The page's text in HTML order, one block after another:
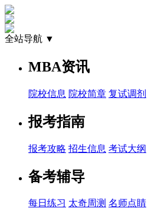
全站导航 ▼
MBA资讯
院校信息 院校简章 复试调剂
报考指南
报考攻略 招生信息 考试大纲
备考辅导
每日练习 太奇周测 名师点睛